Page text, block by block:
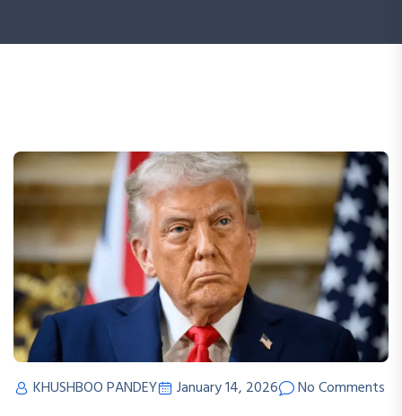
KHUSHBOO PANDEY January 14, 2026
No Comments